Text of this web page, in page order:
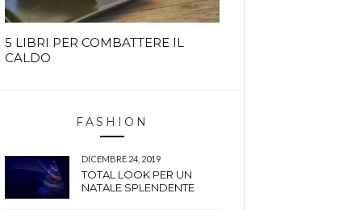
5 LIBRI PER COMBATTERE IL
CALDO
FASHION
DICEMBRE 24, 2019
TOTAL LOOK PER UN
NATALE SPLENDENTE